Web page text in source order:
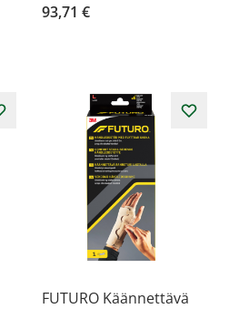
93,71 €
FUTURO Käännettävä